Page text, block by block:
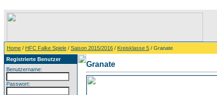
Home / HFC Falke Spiele / Saison 2015/2016 / Kreisklasse 5 / Granate
Registrierte Benutzer
Benutzername:
Passwort:
Granate